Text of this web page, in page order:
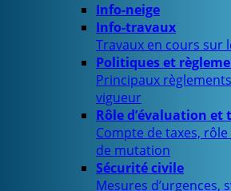
Info-neige
Info-travaux
Travaux en cours sur
Politiques et
Principaux
vigueur
Rôle d’évaluation et
Compte de taxes,
de mutation
Sécurité civile
Mesures d’urgences,